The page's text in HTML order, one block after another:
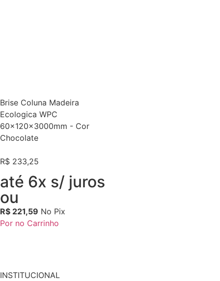
Brise Coluna Madeira
Ecologica WPC
60x120x3000mm - Cor
Chocolate
R$ 233,25
até 6x s/ juros
ou
R$ 221,59 No Pix
Por no Carrinho
INSTITUCIONAL